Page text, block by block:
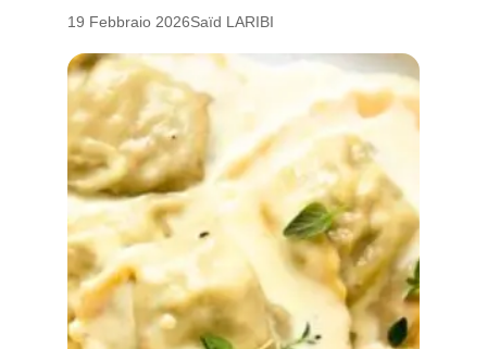
19 Febbraio 2026Saïd LARIBI